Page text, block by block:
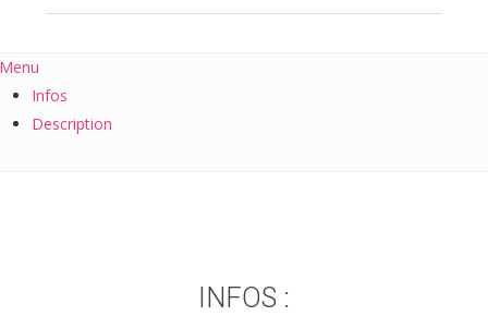
Infos
Description
INFOS :